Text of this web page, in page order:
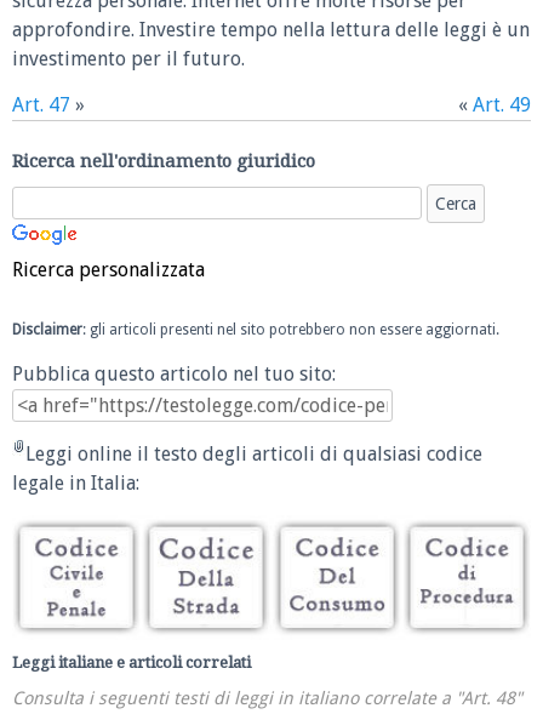
approfondire. Investire tempo nella lettura delle leggi è un
investimento per il futuro.
Art. 47 » « Art. 49
Ricerca nell'ordinamento giuridico
Ricerca personalizzata
Disclaimer: gli articoli presenti nel sito potrebbero non essere aggiornati.
Pubblica questo articolo nel tuo sito:
Leggi online il testo degli articoli di qualsiasi codice
legale in Italia:
Leggi italiane e articoli correlati
Consulta i seguenti testi di leggi in italiano correlate a "Art. 48"